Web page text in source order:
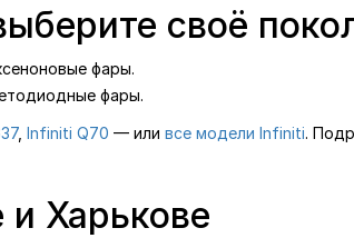
своё
фары.
фары.
, Infiniti Q70 — или все модели Infiniti.
Харькове